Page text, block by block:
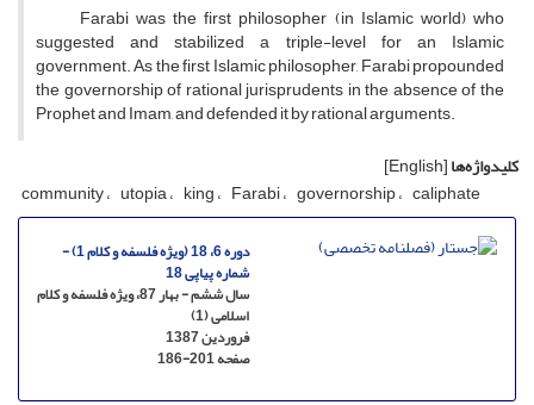
Farabi was the first philosopher (in Islamic world) who
suggested and stabilized a triple-level for an Islamic
government. As the first Islamic philosopher, Farabi propounded
the governorship of rational jurisprudents in the absence of the
Prophet and Imam, and defended it by rational arguments.
کلیدواژه‌ها[English]
community utopia king Farabi governorship caliphate
دوره 6، 18 (ویژه فلسفه و کلام 1) -
شماره پیاپی 18
سال ششم - بهار 87، ویژه فلسفه و کلام
اسلامی (1)
فروردین 1387
صفحه186-201